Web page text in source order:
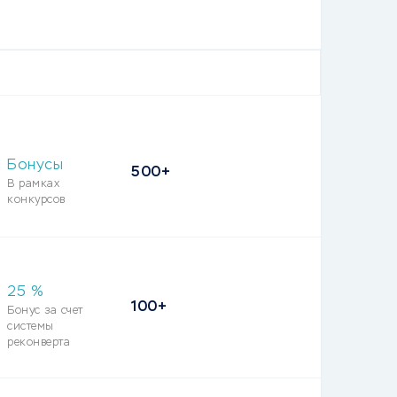
Бонусы
В рамках
конкурсов
500+
25 %
Бонус за счет
системы
реконверта
100+